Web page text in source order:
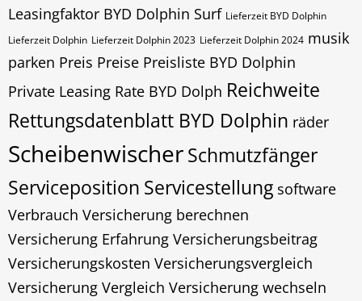
Leasingfaktor BYD Dolphin Surf Lieferzeit BYD Dolphin
Lieferzeit Dolphin Lieferzeit Dolphin 2023 Lieferzeit Dolphin 2024 musik
parken Preis Preise Preisliste BYD Dolphin
Private Leasing Rate BYD Dolph Reichweite
Rettungsdatenblatt BYD Dolphin räder
ScheibenwischerSchmutzfänger
Serviceposition Servicestellung software
Verbrauch Versicherung berechnen
Versicherung Erfahrung Versicherungsbeitrag
Versicherungskosten Versicherungsvergleich
Versicherung Vergleich Versicherung wechseln